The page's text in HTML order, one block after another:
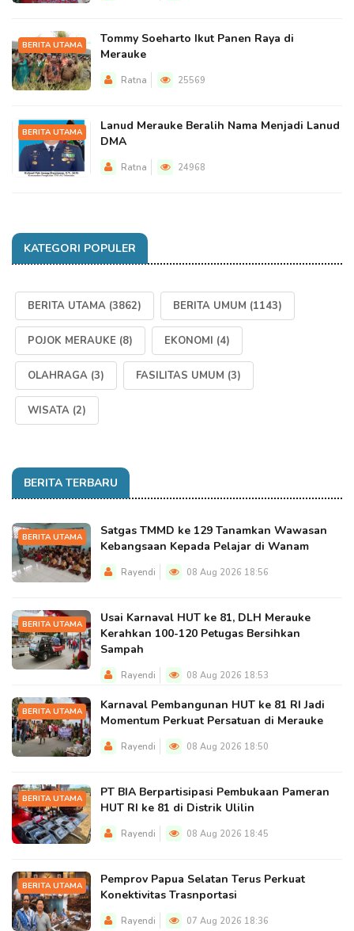
BERITA UTAMA
Tommy Soeharto Ikut Panen Raya di
Merauke
Ratna 25569
BERITA UTAMA
Lanud Merauke Beralih Nama Menjadi Lanud
DMA
Ratna 24968
KATEGORI POPULER
BERITA UTAMA (3862) BERITA UMUM (1143)
POJOK MERAUKE (8) EKONOMI (4)
OLAHRAGA (3) FASILITAS UMUM (3)
WISATA (2)
BERITA TERBARU
BERITA UTAMA
Satgas TMMD ke 129 Tanamkan Wawasan
Kebangsaan Kepada Pelajar di Wanam
Rayendi 08 Aug 2026 18:56
BERITA UTAMA
Usai Karnaval HUT ke 81, DLH Merauke
Kerahkan 100-120 Petugas Bersihkan
Sampah
Rayendi 08 Aug 2026 18:53
BERITA UTAMA
Karnaval Pembangunan HUT ke 81 RI Jadi
Momentum Perkuat Persatuan di Merauke
Rayendi 08 Aug 2026 18:50
BERITA UTAMA
PT BIA Berpartisipasi Pembukaan Pameran
HUT RI ke 81 di Distrik Ulilin
Rayendi 08 Aug 2026 18:45
BERITA UTAMA
Pemprov Papua Selatan Terus Perkuat
Konektivitas Trasnportasi
Rayendi 07 Aug 2026 18:36